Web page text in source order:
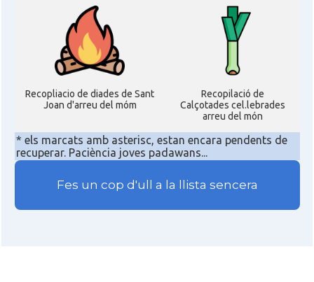
Recopliacio de diades de Sant
Joan d'arreu del móm
Recopilació de
Calçotades cel.lebrades
arreu del món
* els marcats amb asterisc, estan encara pendents de
recuperar. Paciència joves padawans...
Fes un cop d'ull a la llista sencera